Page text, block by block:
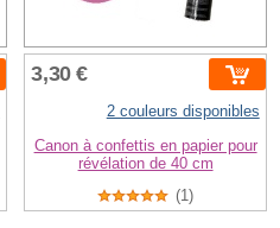
3,30 €
2 couleurs disponibles
Canon à confettis en papier pour
révélation de 40 cm
(1)